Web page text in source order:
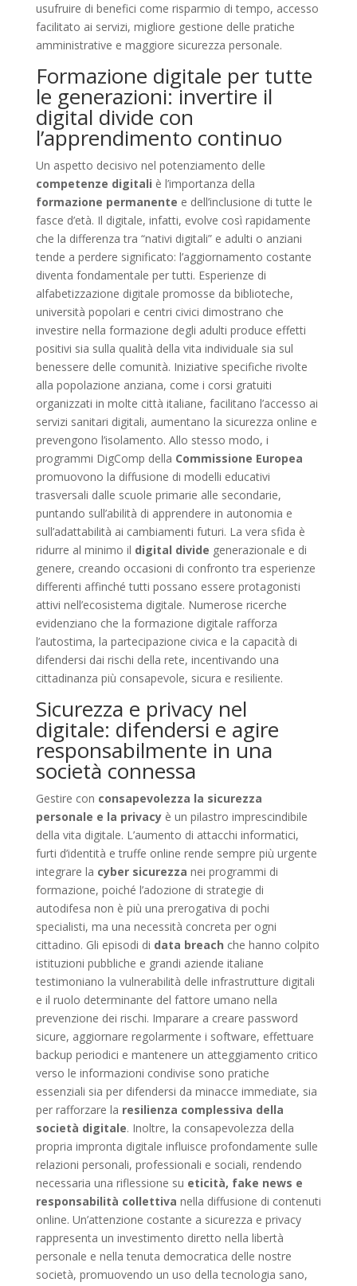
usufruire di benefici come risparmio di tempo, accesso
facilitato ai servizi, migliore gestione delle pratiche
amministrative e maggiore sicurezza personale.
Formazione digitale per tutte
le generazioni: invertire il
digital divide con
l’apprendimento continuo
Un aspetto decisivo nel potenziamento delle
competenze digitali è l’importanza della
formazione permanente e dell’inclusione di tutte le
fasce d’età. Il digitale, infatti, evolve così rapidamente
che la differenza tra “nativi digitali” e adulti o anziani
tende a perdere significato: l’aggiornamento costante
diventa fondamentale per tutti. Esperienze di
alfabetizzazione digitale promosse da biblioteche,
università popolari e centri civici dimostrano che
investire nella formazione degli adulti produce effetti
positivi sia sulla qualità della vita individuale sia sul
benessere delle comunità. Iniziative specifiche rivolte
alla popolazione anziana, come i corsi gratuiti
organizzati in molte città italiane, facilitano l’accesso ai
servizi sanitari digitali, aumentano la sicurezza online e
prevengono l’isolamento. Allo stesso modo, i
programmi DigComp della Commissione Europea
promuovono la diffusione di modelli educativi
trasversali dalle scuole primarie alle secondarie,
puntando sull’abilità di apprendere in autonomia e
sull’adattabilità ai cambiamenti futuri. La vera sfida è
ridurre al minimo il digital divide generazionale e di
genere, creando occasioni di confronto tra esperienze
differenti affinché tutti possano essere protagonisti
attivi nell’ecosistema digitale. Numerose ricerche
evidenziano che la formazione digitale rafforza
l’autostima, la partecipazione civica e la capacità di
difendersi dai rischi della rete, incentivando una
cittadinanza più consapevole, sicura e resiliente.
Sicurezza e privacy nel
digitale: difendersi e agire
responsabilmente in una
società connessa
Gestire con consapevolezza la sicurezza
personale e la privacyè un pilastro imprescindibile
della vita digitale. L’aumento di attacchi informatici,
furti d’identità e truffe online rende sempre più urgente
integrare la cyber sicurezza nei programmi di
formazione, poiché l’adozione di strategie di
autodifesa non è più una prerogativa di pochi
specialisti, ma una necessità concreta per ogni
cittadino. Gli episodi di data breach che hanno colpito
istituzioni pubbliche e grandi aziende italiane
testimoniano la vulnerabilità delle infrastrutture digitali
e il ruolo determinante del fattore umano nella
prevenzione dei rischi. Imparare a creare password
sicure, aggiornare regolarmente i software, effettuare
backup periodici e mantenere un atteggiamento critico
verso le informazioni condivise sono pratiche
essenziali sia per difendersi da minacce immediate, sia
per rafforzare la resilienza complessiva della
società digitale. Inoltre, la consapevolezza della
propria impronta digitale influisce profondamente sulle
relazioni personali, professionali e sociali, rendendo
necessaria una riflessione su eticità, fake news e
responsabilità collettiva nella diffusione di contenuti
online. Un’attenzione costante a sicurezza e privacy
rappresenta un investimento diretto nella libertà
personale e nella tenuta democratica delle nostre
società, promuovendo un uso della tecnologia sano,